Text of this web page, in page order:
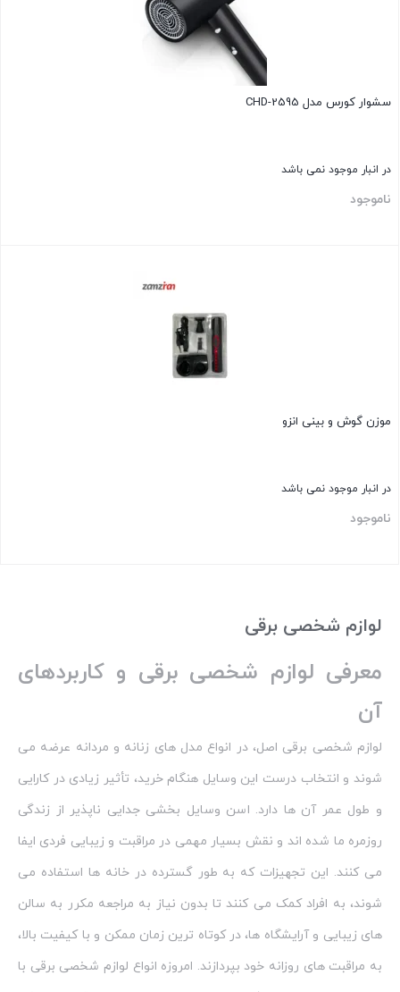
سشوار کورس مدل CHD-2595
در انبار موجود نمی باشد
ناموجود
موزن گوش و بینی انزو
در انبار موجود نمی باشد
ناموجود
لوازم شخصی برقی
معرفی لوازم شخصی برقی و کاربردهای
آن
لوازم شخصی برقی اصل، در انواع مدل‌ های زنانه و مردانه عرضه می‌
شوند و انتخاب درست این وسایل هنگام خرید، تأثیر زیادی در کارایی
و طول عمر آن‌ ها دارد. اسن وسایل بخشی جدایی‌ ناپذیر از زندگی
روزمره ما شده‌ اند و نقش بسیار مهمی در مراقبت و زیبایی فردی ایفا
می‌ کنند. این تجهیزات که به طور گسترده در خانه‌ ها استفاده می‌
شوند، به افراد کمک می‌ کنند تا بدون نیاز به مراجعه مکرر به سالن‌
های زیبایی و آرایشگاه‌ ها، در کوتاه‌ ترین زمان ممکن و با کیفیت بالا،
به مراقبت‌ های روزانه خود بپردازند. امروزه انواع لوازم شخصی برقی با